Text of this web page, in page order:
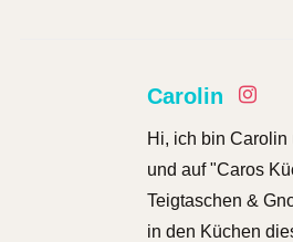
Carolin
Hi, ich bin
und auf "Caros
Teigtaschen &
in den Küchen